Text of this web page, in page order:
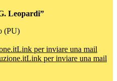
Leopardi”
(PU)
Link per inviare una mail
Link per inviare una mail